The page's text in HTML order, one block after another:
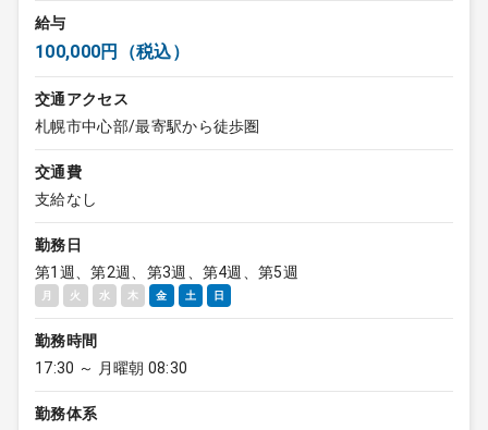
給与
100,000円（税込）
交通アクセス
札幌市中心部/最寄駅から徒歩圏
交通費
支給なし
勤務日
第1週、第2週、第3週、第4週、第5週
月 火 水 木 金 土 日
勤務時間
17:30 ～ 月曜朝 08:30
勤務体系